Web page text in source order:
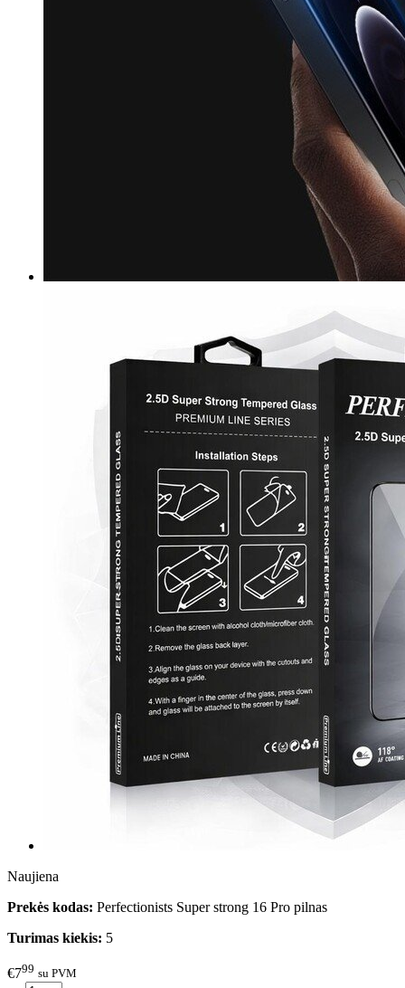
Naujiena
Prekės kodas: Perfectionists Super strong 16 Pro pilnas
Turimas kiekis: 5
€799 su PVM